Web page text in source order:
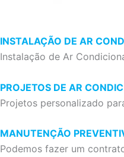
INSTALAÇÃO DE AR
Instalação de Ar
PROJETOS DE AR
Projetos personalizado
MANUTENÇÃO
Podemos fazer um